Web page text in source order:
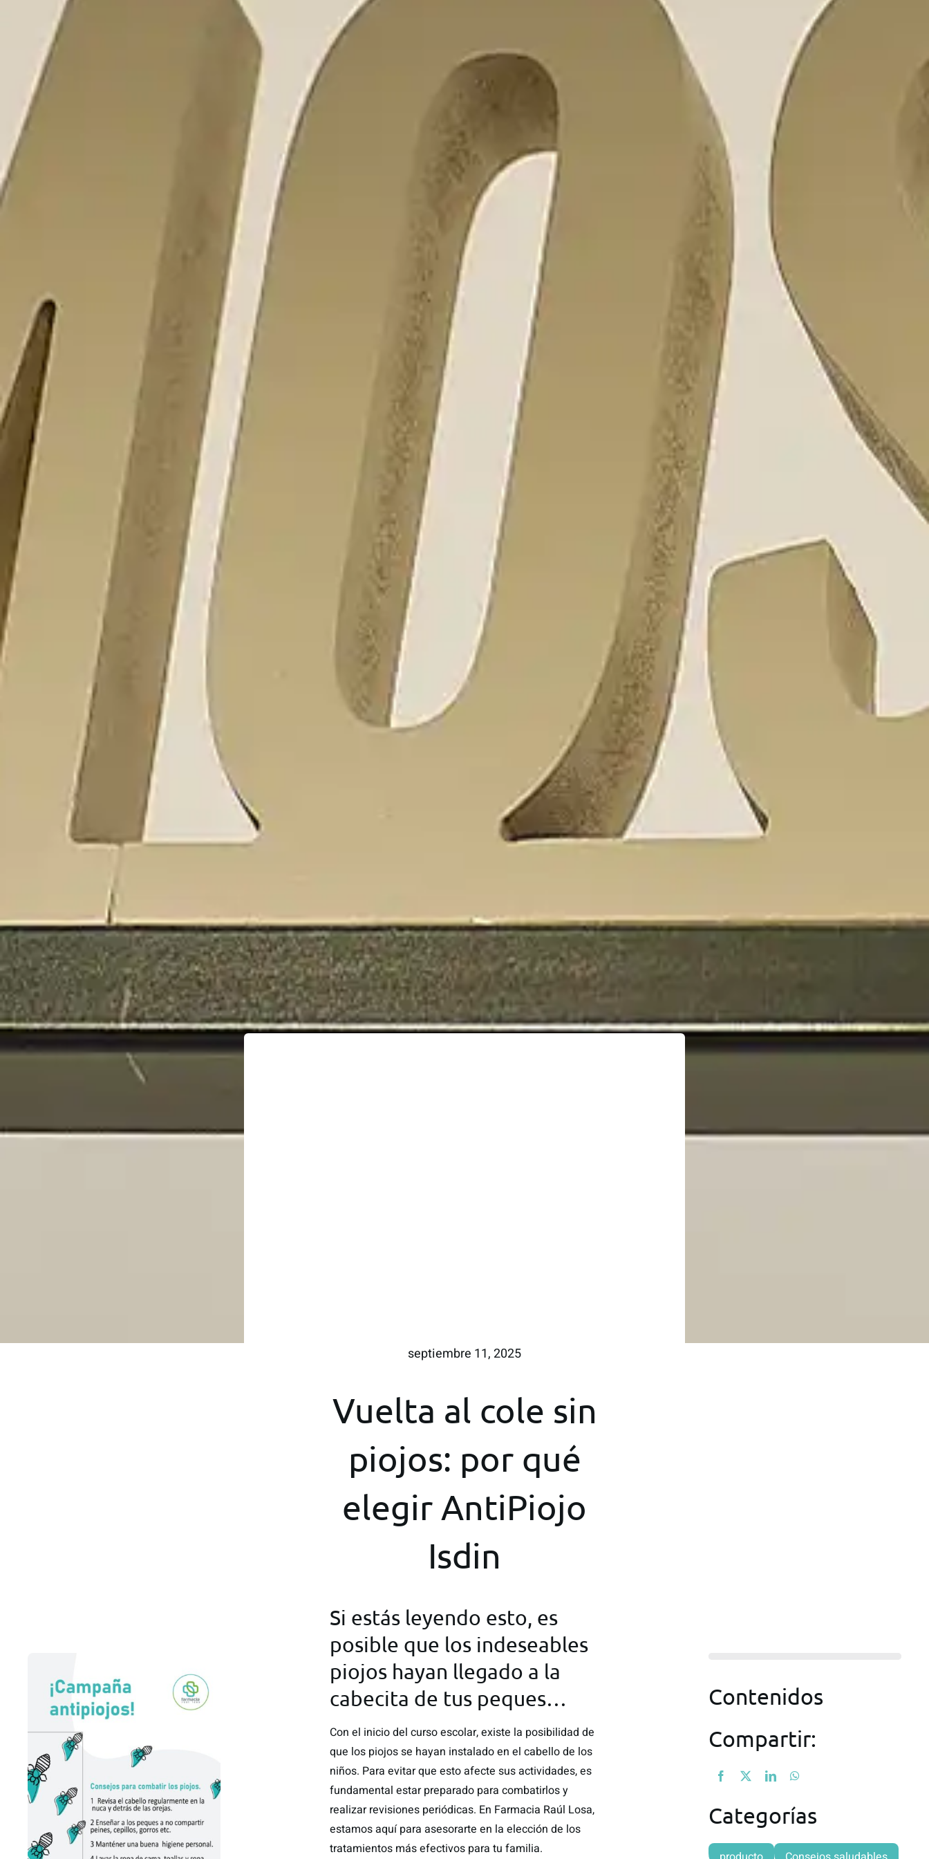
septiembre 11, 2025
Vuelta al cole sin
piojos: por qué
elegir AntiPiojo
Isdin
Si estás leyendo esto, es
posible que los indeseables
piojos hayan llegado a la
cabecita de tus peques…
Con el inicio del curso escolar, existe la posibilidad de
que los piojos se hayan instalado en el cabello de los
niños. Para evitar que esto afecte sus actividades, es
fundamental estar preparado para combatirlos y
realizar revisiones periódicas. En Farmacia Raúl Losa,
estamos aquí para asesorarte en la elección de los
tratamientos más efectivos para tu familia.
Contenidos
Compartir:
Categorías